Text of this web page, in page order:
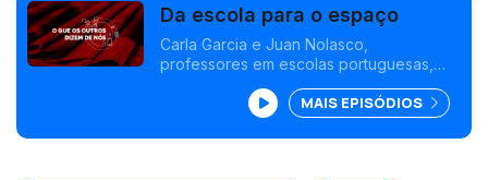
Da escola para o espaço
Carla Garcia e Juan Nolasco,
professores em escolas portuguesas,
Teacher Liaison, da Space Foundation.
MAIS EPISÓDIOS